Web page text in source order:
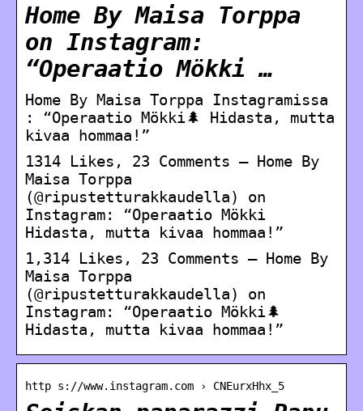
Home By Maisa Torppa
on Instagram:
“Operaatio Mökki …
Home By Maisa Torppa Instagramissa
: “Operaatio Mökki🌲 Hidasta, mutta
kivaa hommaa!”
1314 Likes, 23 Comments – Home By
Maisa Torppa
(@ripustetturakkaudella) on
Instagram: “Operaatio Mökki
Hidasta, mutta kivaa hommaa!”
1,314 Likes, 23 Comments – Home By
Maisa Torppa
(@ripustetturakkaudella) on
Instagram: “Operaatio Mökki🌲
Hidasta, mutta kivaa hommaa!”
http s://www.instagram.com › CNEurxHhx_5